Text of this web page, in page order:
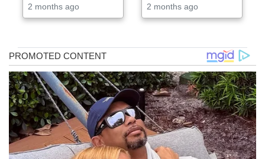
2 months ago 2 months ago